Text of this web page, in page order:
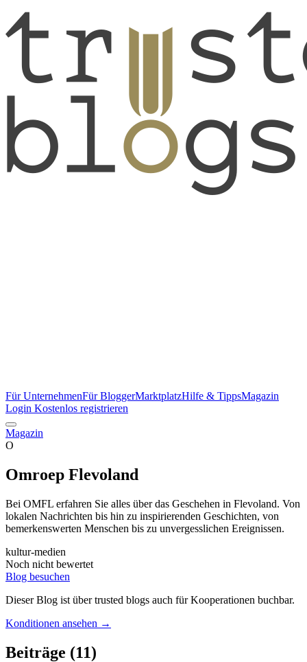
Für UnternehmenFür BloggerMarktplatzHilfe & TippsMagazin
Login Kostenlos registrieren
Magazin
O
Omroep Flevoland
Bei OMFL erfahren Sie alles über das Geschehen in Flevoland. Von
lokalen Nachrichten bis hin zu inspirierenden Geschichten, von
bemerkenswerten Menschen bis zu unvergesslichen Ereignissen.
kultur-medien
Noch nicht bewertet
Blog besuchen
Dieser Blog ist über trusted blogs auch für Kooperationen buchbar.
Konditionen ansehen →
Beiträge (11)